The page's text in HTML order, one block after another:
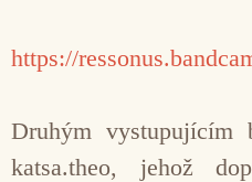
https://
Druhým
katsa.theo, jehož